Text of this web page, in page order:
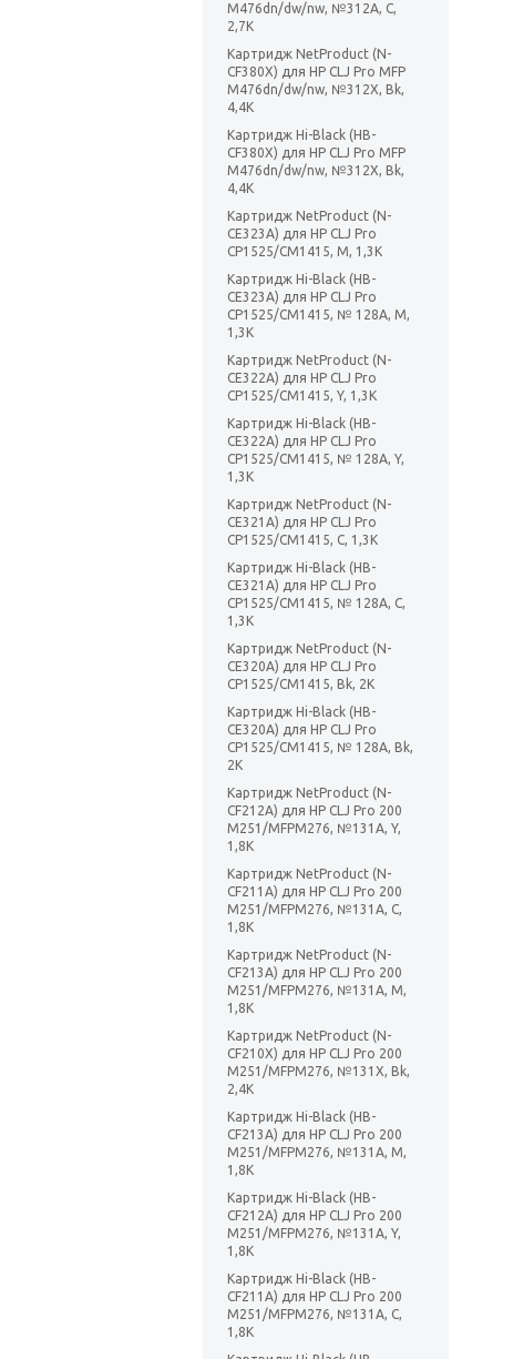
M476dn/dw/nw, №312A, C,
2,7K
Картридж NetProduct (N-
CF380X) для HP CLJ Pro MFP
M476dn/dw/nw, №312X, Bk,
4,4K
Картридж Hi-Black (HB-
CF380X) для HP CLJ Pro MFP
M476dn/dw/nw, №312X, Bk,
4,4K
Картридж NetProduct (N-
CE323A) для HP CLJ Pro
CP1525/CM1415, M, 1,3K
Картридж Hi-Black (HB-
CE323A) для HP CLJ Pro
CP1525/CM1415, № 128A, M,
1,3K
Картридж NetProduct (N-
CE322A) для HP CLJ Pro
CP1525/CM1415, Y, 1,3K
Картридж Hi-Black (HB-
CE322A) для HP CLJ Pro
CP1525/CM1415, № 128A, Y,
1,3K
Картридж NetProduct (N-
CE321A) для HP CLJ Pro
CP1525/CM1415, C, 1,3K
Картридж Hi-Black (HB-
CE321A) для HP CLJ Pro
CP1525/CM1415, № 128A, C,
1,3K
Картридж NetProduct (N-
CE320A) для HP CLJ Pro
CP1525/CM1415, Bk, 2K
Картридж Hi-Black (HB-
CE320A) для HP CLJ Pro
CP1525/CM1415, № 128A, Bk,
2K
Картридж NetProduct (N-
CF212A) для HP CLJ Pro 200
M251/MFPM276, №131A, Y,
1,8K
Картридж NetProduct (N-
CF211A) для HP CLJ Pro 200
M251/MFPM276, №131A, C,
1,8K
Картридж NetProduct (N-
CF213A) для HP CLJ Pro 200
M251/MFPM276, №131A, M,
1,8K
Картридж NetProduct (N-
CF210X) для HP CLJ Pro 200
M251/MFPM276, №131X, Bk,
2,4K
Картридж Hi-Black (HB-
CF213A) для HP CLJ Pro 200
M251/MFPM276, №131A, M,
1,8K
Картридж Hi-Black (HB-
CF212A) для HP CLJ Pro 200
M251/MFPM276, №131A, Y,
1,8K
Картридж Hi-Black (HB-
CF211A) для HP CLJ Pro 200
M251/MFPM276, №131A, C,
1,8K